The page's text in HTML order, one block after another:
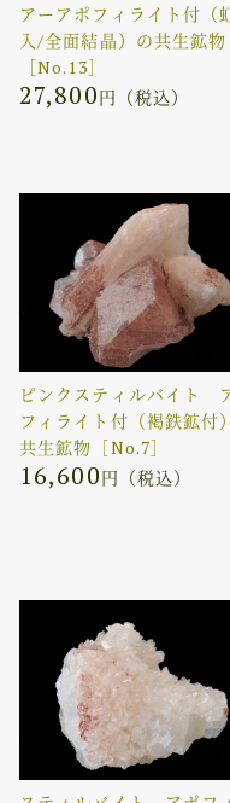
アーアポフィライト付（
入/全面結晶）の共生鉱物
［No.13］
27,800円（税込）
ピンクスティルバイト
フィライト付（褐鉄鉱付
共生鉱物［No.7］
16,600円（税込）